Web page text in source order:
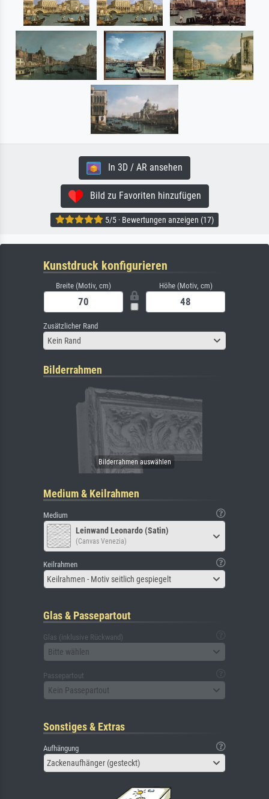
In 3D / AR ansehen
Bild zu Favoriten hinzufügen
5/5 · Bewertungen anzeigen (17)
Kunstdruck konfigurieren
Breite (Motiv, cm) Höhe (Motiv, cm)
Zusätzlicher Rand
Kein Rand
Bilderrahmen
Medium & Keilrahmen
Medium
Leinwand Leonardo (Satin)
(Canvas Venezia)
Keilrahmen
Keilrahmen - Motiv seitlich gespiegelt
Glas & Passepartout
Glas (inklusive Rückwand)
Bitte wählen
Passepartout
Kein Passepartout
Sonstiges & Extras
Aufhängung
Zackenaufhänger (gesteckt)